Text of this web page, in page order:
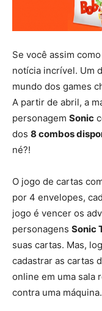
Se você assim
notícia incrível. Um
mundo dos games
A partir de abril, a
personagem Sonic
dos 8 combos
né?!
O jogo de cartas
por 4 envelopes,
jogo é vencer os
personagens Sonic
suas cartas. Mas,
cadastrar as cartas
online em uma sala
contra uma máquina.